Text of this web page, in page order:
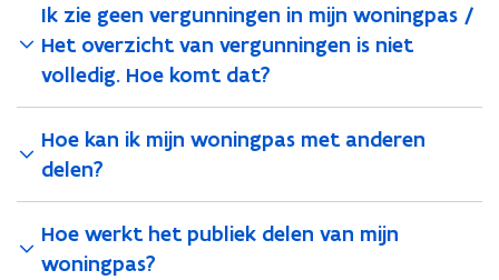
Ik zie geen vergunningen in mijn woningpas /
Het overzicht van vergunningen is niet
volledig. Hoe komt dat?
Hoe kan ik mijn woningpas met anderen
delen?
Hoe werkt het publiek delen van mijn
woningpas?